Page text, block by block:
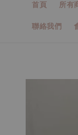
首頁 所有
聯絡我們